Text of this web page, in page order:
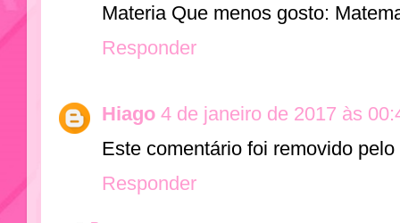
Materia Que menos gosto:
Responder
Hiago 4 de janeiro de 2017 às
Este comentário foi removido pelo
Responder